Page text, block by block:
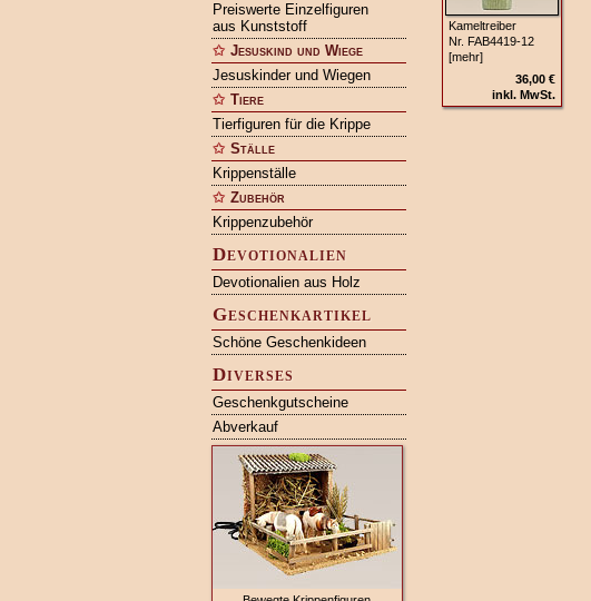
Preiswerte Einzelfiguren
aus Kunststoff
Jesuskind und Wiege
Jesuskinder und Wiegen
Tiere
Tierfiguren für die Krippe
Ställe
Krippenställe
Zubehör
Krippenzubehör
Devotionalien
Devotionalien aus Holz
Geschenkartikel
Schöne Geschenkideen
Diverses
Geschenkgutscheine
Abverkauf
Kameltreiber
Nr. FAB4419-12
[mehr]
36,00 €
inkl. MwSt.